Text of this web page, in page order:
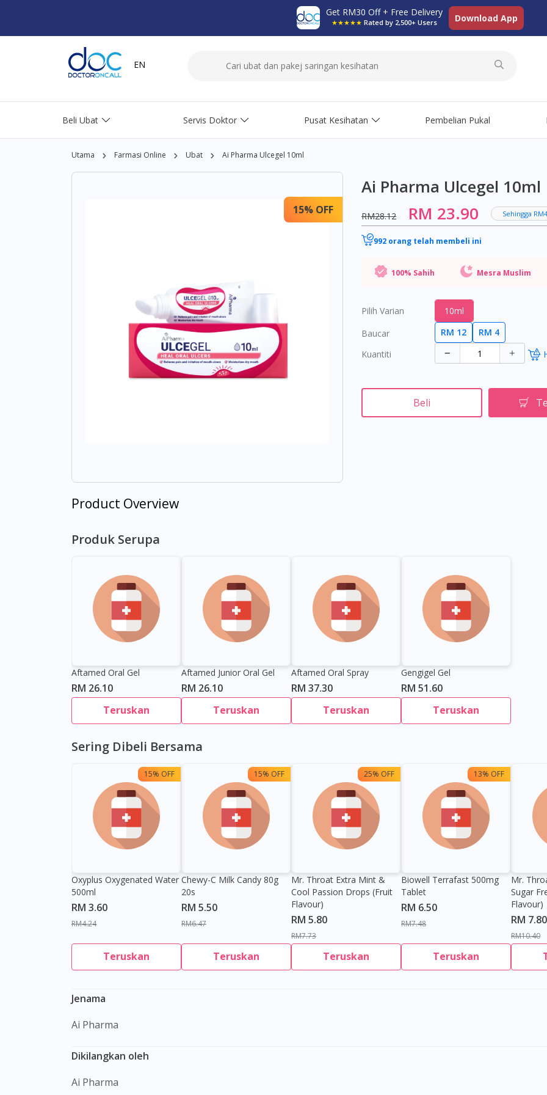
Get RM30 Off + Free Delivery
★★★★★ Rated by 2,500+ Users Download App
EN
Beli Ubat Servis Doktor Pusat Kesihatan Pembelian Pukal
Utama Farmasi Online Ubat Ai Pharma Ulcegel 10ml
15% OFF
Ai Pharma Ulcegel 10ml
RM28.12 RM 23.90 Sehingga
992 orang telah membeli ini
100% Sahih Mesra Muslim
Pilih Varian
10ml
Baucar
RM 12
RM 4
Kuantiti
Beli
Product Overview
Produk Serupa
Aftamed Oral Gel
RM 26.10
Teruskan
Aftamed Junior Oral Gel
RM 26.10
Teruskan
Aftamed Oral Spray
RM 37.30
Teruskan
Gengigel Gel
RM 51.60
Teruskan
Sering Dibeli Bersama
15% OFF
Oxyplus Oxygenated Water
500ml
RM 3.60
RM4.24
Teruskan
15% OFF
Chewy-C Milk Candy 80g
20s
RM 5.50
RM6.47
Teruskan
25% OFF
Mr. Throat Extra Mint &
Cool Passion Drops (Fruit
Flavour)
RM 5.80
RM7.73
Teruskan
13% OFF
Biowell Terrafast 500mg
Tablet
RM 6.50
RM7.48
Teruskan
Mr.
Sugar
Flavour)
RM 7.80
RM10.40
Jenama
Ai Pharma
Dikilangkan oleh
Ai Pharma